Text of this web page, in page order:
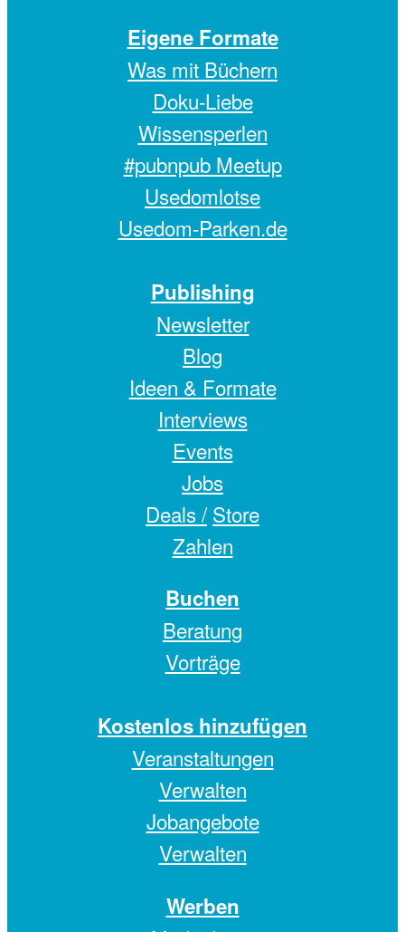
Eigene Formate
Was mit Büchern
Doku-Liebe
Wissensperlen
#pubnpub Meetup
Usedomlotse
Usedom-Parken.de
Publishing
Newsletter
Blog
Ideen & Formate
Interviews
Events
Jobs
Deals / Store
Zahlen
Buchen
Beratung
Vorträge
Kostenlos hinzufügen
Veranstaltungen
Verwalten
Jobangebote
Verwalten
Werben